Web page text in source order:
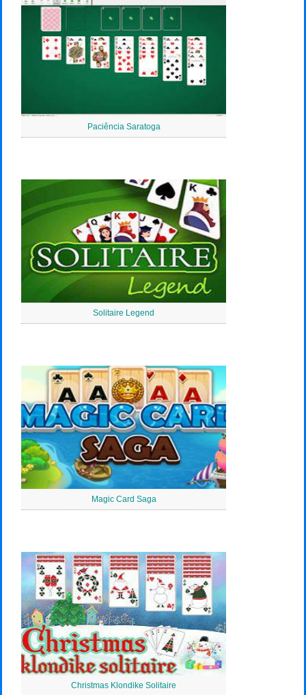
Paciência Saratoga
Solitaire Legend
Magic Card Saga
Christmas Klondike Solitaire